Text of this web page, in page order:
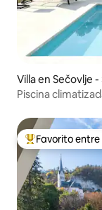
Villa en Sečovlje -
Piscina
Favorito entre
Favorito